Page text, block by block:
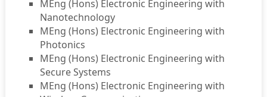
MEng (Hons) Electronic Engineering with
Nanotechnology
MEng (Hons) Electronic Engineering with
Photonics
MEng (Hons) Electronic Engineering with
Secure Systems
MEng (Hons) Electronic Engineering with